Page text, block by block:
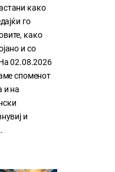
како
го
како
и со
02.08.2026
споменот
и на
и